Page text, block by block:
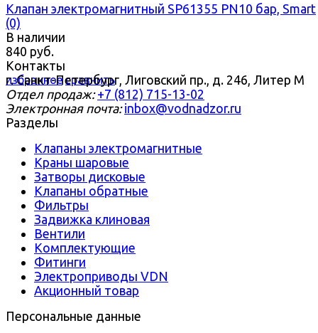
избранное сравнить
Клапан электромагнитный SP61355 PN10 бар, Smart
(0)
В наличии
840 руб.
Контакты
г. Санкт-Петербург, Лиговский пр., д. 246, Литер М
Отдел продаж: +7 (812) 715-13-02
Электронная почта: inbox@vodnadzor.ru
Разделы
Клапаны электромагнитные
Краны шаровые
Затворы дисковые
Клапаны обратные
Фильтры
Задвижка клиновая
Вентили
Комплектующие
Фитинги
Электроприводы VDN
Акционный товар
Персональные данные